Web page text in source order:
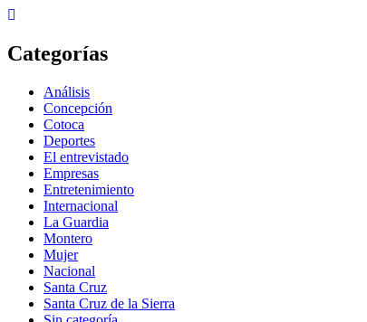
Skip
content
Categorías
Análisis
Concepción
Cotoca
Deportes
El entrevistado
Empresas
Entretenimiento
Internacional
La Guardia
Montero
Mujer
Nacional
Santa Cruz
Santa Cruz de la Sierra